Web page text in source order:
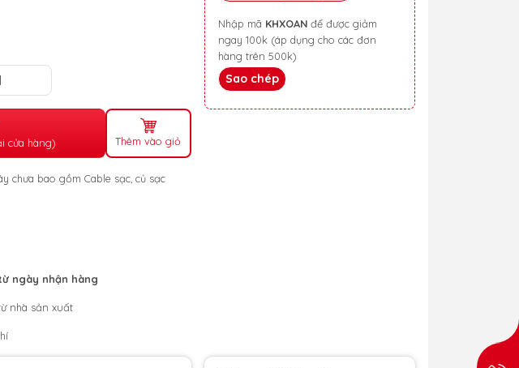
cửa hàng) Thêm vào giỏ
chưa bao gồm Cable sạc, củ sạc
ngày nhận hàng
nhà sản xuất
Nhập mã KHXOAN
ngay 100k (áp dụng cho các đơn
hàng trên 500k)
Sao chép